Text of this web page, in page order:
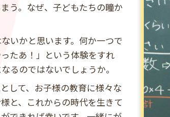
う。なぜ、子どもたちの瞳か
いかと思います。何か一つで
たあ！」という体験をすれ
るのではないでしょうか。
して、お子様の教育に様々な
と、これからの時代を生きて